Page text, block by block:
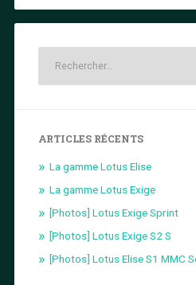
ARTICLES RÉCENTS
La gamme Lotus Elise
La gamme Lotus Exige
[Photos] Lotus Exige Sprint
[Photos] Lotus Exige S2 S
[Photos] Lotus Elise S1 MMC